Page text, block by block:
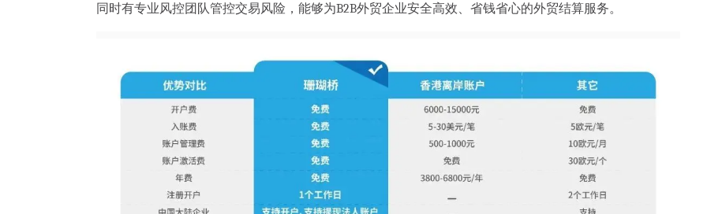
同时有专业风控团队管控交易风险，能够为B2B外贸企业安全高效、省钱省心的外贸结算服务。